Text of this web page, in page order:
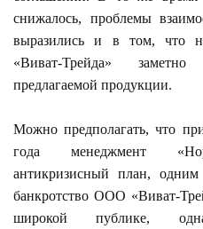
снижалось, проблемы
выразились и в том, что
«Виват-Трейда» заметно
предлагаемой продукции.
Можно предполагать, что
года менеджмент
антикризисный план,
банкротство ООО «Виват-
широкой публике,